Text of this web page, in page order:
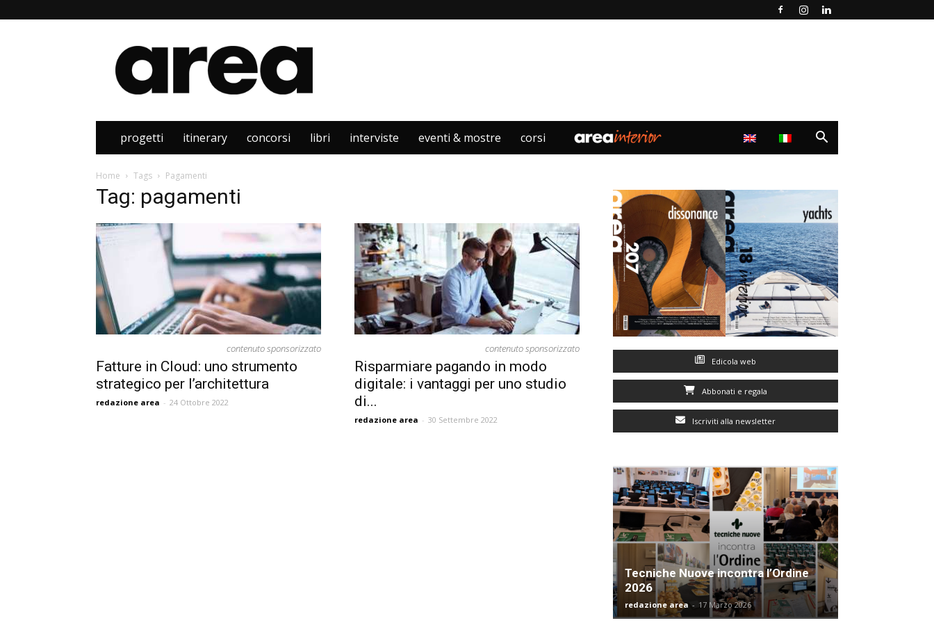
Area
progetti itinerary concorsi libri interviste eventi & mostre corsi
Home Tags Pagamenti
Tag: pagamenti
contenuto sponsorizzato
Fatture in Cloud: uno strumento
strategico per l’architettura
redazione area - 24 Ottobre 2022
contenuto sponsorizzato
Risparmiare pagando in modo
digitale: i vantaggi per uno studio
di...
redazione area - 30 Settembre 2022
Edicola web
Abbonati e regala
Iscriviti alla newsletter
Tecniche Nuove incontra l’Ordine
2026
redazione area - 17 Marzo 2026